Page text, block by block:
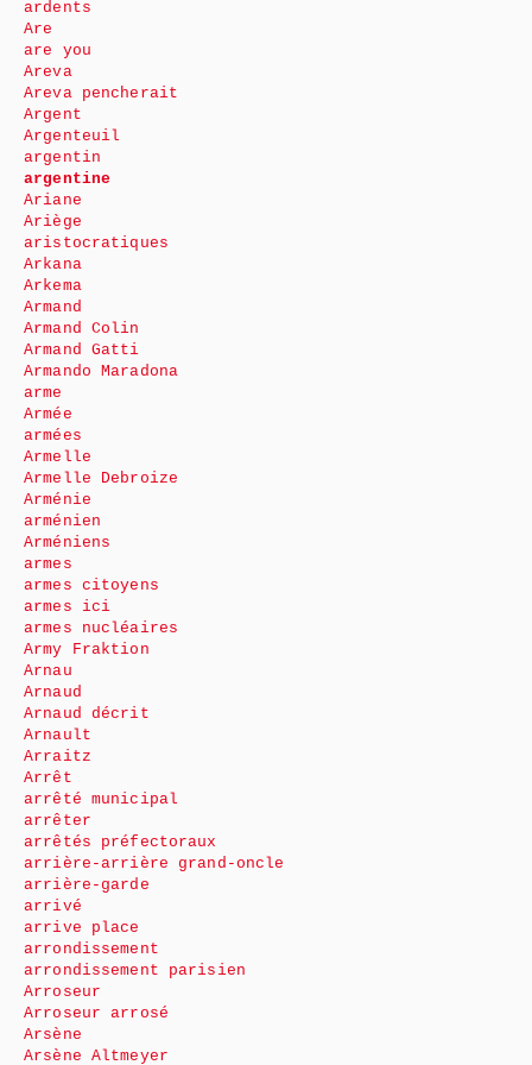
ardents
Are
are you
Areva
Areva pencherait
Argent
Argenteuil
argentin
argentine
Ariane
Ariège
aristocratiques
Arkana
Arkema
Armand
Armand Colin
Armand Gatti
Armando Maradona
arme
Armée
armées
Armelle
Armelle Debroize
Arménie
arménien
Arméniens
armes
armes citoyens
armes ici
armes nucléaires
Army Fraktion
Arnau
Arnaud
Arnaud décrit
Arnault
Arraitz
Arrêt
arrêté municipal
arrêter
arrêtés préfectoraux
arrière-arrière grand-oncle
arrière-garde
arrivé
arrive place
arrondissement
arrondissement parisien
Arroseur
Arroseur arrosé
Arsène
Arsène Altmeyer